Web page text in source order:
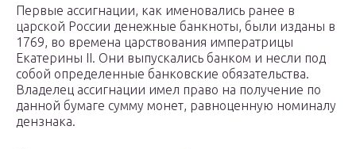
Первые ассигнации, как именовались ранее в
царской России денежные банкноты, были изданы в
1769, во времена царствования императрицы
Екатерины II. Они выпускались банком и несли под
собой определенные банковские обязательства.
Владелец ассигнации имел право на получение по
данной бумаге сумму монет, равноценную номиналу
дензнака.